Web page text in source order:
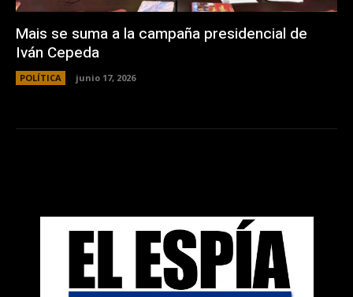
Mais se suma a la campaña presidencial de
Iván Cepeda
POLÍTICA junio 17, 2026